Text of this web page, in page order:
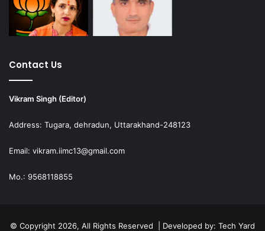
Contact Us
Vikram Singh (Editor)
Address: Tugara, dehradun, Uttarakhand-248123
Email: vikram.iimc13@gmail.com
Mo.: 9568118855
© Copyright 2026, All Rights Reserved | Developed by: Tech Yard